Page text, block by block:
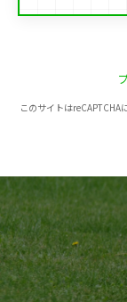
このサイトは